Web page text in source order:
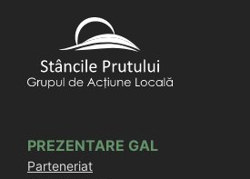
PREZENTARE GAL
Parteneriat